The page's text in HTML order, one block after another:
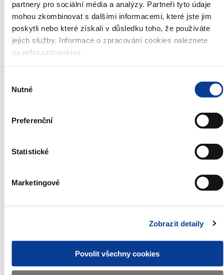
partnery pro sociální média a analýzy. Partneři tyto údaje
mohou zkombinovat s dalšími informacemi, které jste jim
poskytli nebo které získali v důsledku toho, že používáte
jejich služby. Informace o zpracování cookies naleznete
na mfcr.cz/cookies
souhlasu
Nutné
Preferenční
Statistické
Marketingové
Zobrazit detaily
Povolit všechny cookies
Způsob prodeje dluhopisů:
holandská aukce
Způsob zadávání objednávek:
v procentech na tři desetinná
Oznámení je zveřejňováno vždy v den aukce v 09:30.
Státní pokladniční poukázky jsou emitovány a prodávány podle
Pravidel pro primární prodej státních dluhopisů organizovaný
* Ministerstvo financí si vyhrazuje právo změnit celkovou
Seznam dealerů státních dluhopisů České republiky
Zobrazeno79 × Doporučeno307 ×
Letenská 15, 118 10 Praha